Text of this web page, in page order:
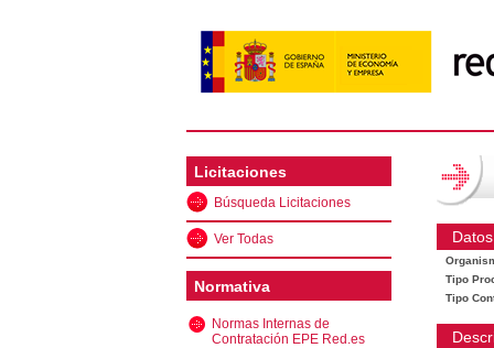
Licitaciones
Búsqueda Licitaciones
Ver Todas
Normativa
Normas Internas de
Contratación EPE Red.es
Tipo
Tipo